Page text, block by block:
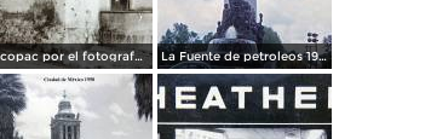
Tlacopac por el fotografo Hugo Brehme. La Fuente de petroleos 1950.